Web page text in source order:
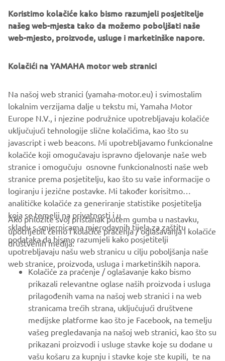
achieve carbon neutrality in Scope 3* emissions by 2050.
The company is engaged in the development of advanced
small and lightweight electric powertrains, which is
entry as developer and supplier of high-performance
To create a more sustainable world, Yamaha Motor will
continue promoting the research and development of
technologies that contribute to sustainability.
*Emissions produced from Yamaha's value chain, e.g., use
of sold products.
CORPORATE
FOR BUSINESS
MORE YAMAHA
SUPPORT
BILTEN
Koristimo kolačiće kako bismo razumjeli posjetitelje
našeg web-mjesta tako da možemo poboljšati naše
web-mjesto, proizvode, usluge i marketinške napore.
Kolačići na YAMAHA motor web stranici
Na našoj web stranici (yamaha-motor.eu) i svimostalim
lokalnim verzijama dalje u tekstu mi, Yamaha Motor
Europe N.V., i njezine podružnice upotrebljavaju kolačiće
uključujući tehnologije slične kolačićima, kao što su
javascript i web beacons. Mi upotrebljavamo funkcionalne
kolačiće koji omogučavaju ispravno djelovanje naše web
stranice i omogučuju osnovne funkcionalnosti naše web
stranice prema posjetitelju, kao što su vaše informacije o
logiranju i jezične postavke. Mi također korisitmo
analitičke kolačiće za generiranje statistike posjetitelja
koja se temelji na privatnosti i u
skladu s smjernicama mjerodavnih tijela za zaštitu
podataka da bismo razumjeli kako posjetitelji
upotrebljavaju našu web stranicu u cilju poboljšanja naše
web stranice, proizvoda, usluga i marketinških napora.
Ako priložite svoj pristanak putem gumba u nastavku,
upotrijebit ćemo i kolačiće praćenja / oglašavanja i kolačiće
društvenih medija:
Kolačiće za praćenje / oglašavanje kako bismo
prikazali relevantne oglase naših proizvoda i usluga
prilagođenih vama na našoj web stranici i na web
stranicama trećih strana, uključujući društvene
medijske platforme kao što je Facebook, na temelju
vašeg pregledavanja na našoj web stranici, kao što su
prikazani proizvodi i usluge stavke koje su dodane u
vašu košaru za kupnju i stavke koje ste kupili, te na